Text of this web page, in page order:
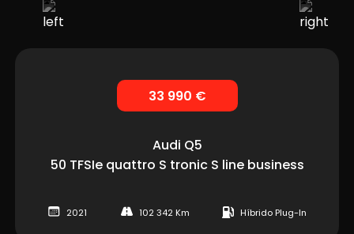
33 990 €
Audi Q5
50 TFSIe quattro S tronic S line business
2021 102 342 Km Híbrido Plug-In